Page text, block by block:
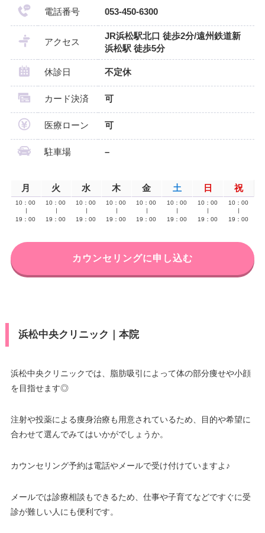
電話番号 053-450-6300
アクセス
JR浜松駅北口 徒歩2分/遠州鉄道新
浜松駅 徒歩5分
休診日 不定休
カード決済 可
医療ローン 可
駐車場 –
月 火 水 木 金 土 日 祝
10：00
19：00
10：00
19：00
10：00
19：00
10：00
19：00
10：00
19：00
10：00
19：00
10：00
19：00
10：00
19：00
カウンセリングに申し込む
浜松中央クリニック｜本院
浜松中央クリニックでは、脂肪吸引によって体の部分痩せや小顔
を目指せます◎
注射や投薬による痩身治療も用意されているため、目的や希望に
合わせて選んでみてはいかがでしょうか。
カウンセリング予約は電話やメールで受け付けていますよ♪
メールでは診療相談もできるため、仕事や子育てなどですぐに受
診が難しい人にも便利です。